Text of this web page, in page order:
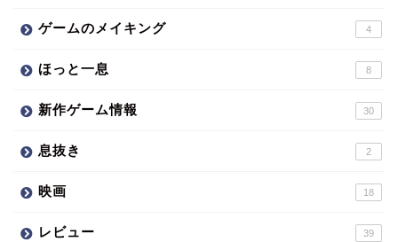
ゲームのメイキング 4
ほっと一息 8
新作ゲーム情報 30
息抜き 2
映画 18
レビュー 39